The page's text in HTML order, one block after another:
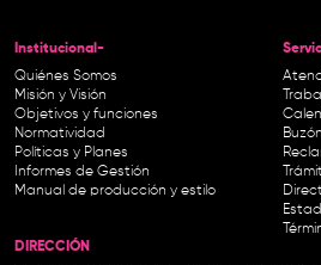
Institucional-
Quiénes Somos
Misión y Visión
Objetivos y funciones
Normatividad
Políticas y Planes
Informes de Gestión
Manual de producción y estilo
DIRECCIÓN